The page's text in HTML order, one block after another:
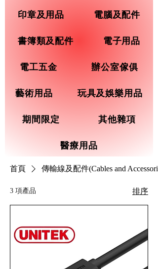
印章及用品 電腦及配件
書簿類及配件 電子用品
電工五金 辦公室傢俱
藝術用品 玩具及娛樂用品
期間限定 其他雜項
醫療用品
首頁 傳輸線及配件(Cables and
3 項產品 排序